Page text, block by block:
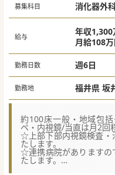
募集科目 消化器外
給与
年収1,300
月給108
勤務日数 週6日
勤務地 福井
約100床一般・地域包
ペ・内視鏡/当直は月2回
☆上部下部内視鏡検査・
たします。
☆連携病院がありますの
たします。
☆赴任手当、住宅手当な